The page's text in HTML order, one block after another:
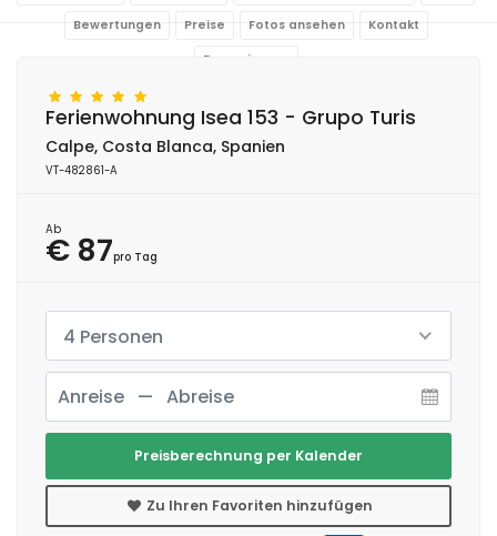
Bewertungen Preise Fotos ansehen Kontakt
Reservierung
Ferienwohnung Isea 153 - Grupo Turis
Calpe, Costa Blanca, Spanien
VT-482861-A
Ab
€ 87pro Tag
4 Personen
Preisberechnung per Kalender
Zu Ihren Favoriten hinzufügen